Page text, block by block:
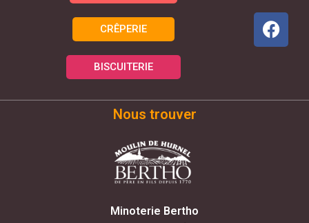
CRÊPERIE
BISCUITERIE
Nous trouver
Minoterie Bertho